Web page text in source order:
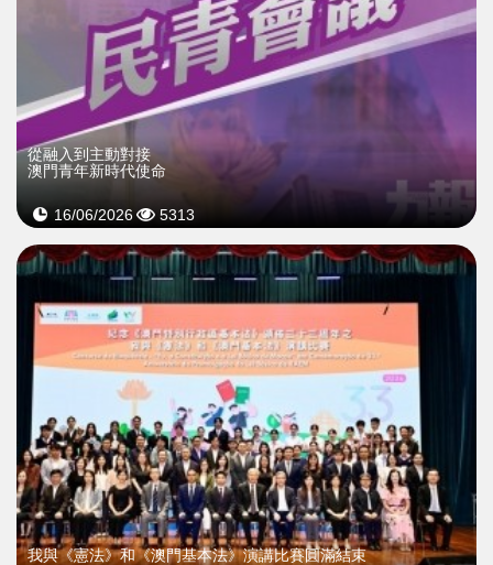
從融入到主動對接
澳門青年新時代使命
16/06/2026 5313
我與《憲法》和《澳門基本法》演講比賽圓滿結束